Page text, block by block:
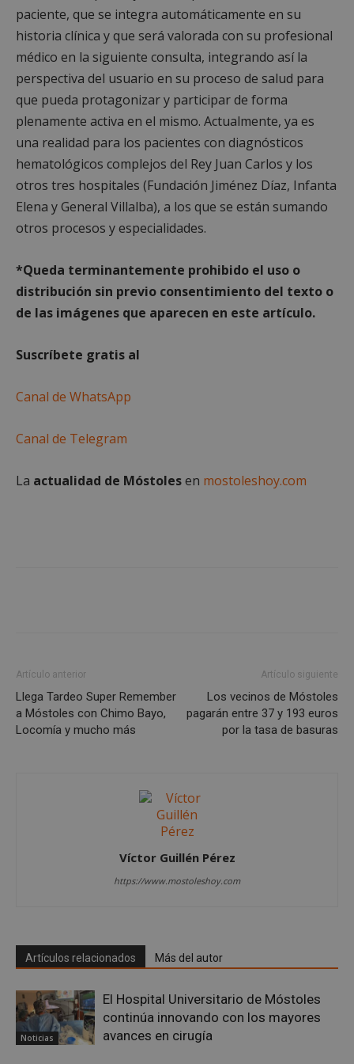
paciente, que se integra automáticamente en su
historia clínica y que será valorada con su profesional
médico en la siguiente consulta, integrando así la
perspectiva del usuario en su proceso de salud para
que pueda protagonizar y participar de forma
plenamente activa en el mismo. Actualmente, ya es
una realidad para los pacientes con diagnósticos
hematológicos complejos del Rey Juan Carlos y los
otros tres hospitales (Fundación Jiménez Díaz, Infanta
Elena y General Villalba), a los que se están sumando
otros procesos y especialidades.
*Queda terminantemente prohibido el uso o
distribución sin previo consentimiento del texto o
de las imágenes que aparecen en este artículo.
Suscríbete gratis al
Canal de WhatsApp
Canal de Telegram
La actualidad de Móstolesen mostoleshoy.com
Artículo anterior
Llega Tardeo Super Remember
a Móstoles con Chimo Bayo,
Locomía y mucho más
Artículo siguiente
Los vecinos de Móstoles
pagarán entre 37 y 193 euros
por la tasa de basuras
Víctor Guillén Pérez
https://www.mostoleshoy.com
Artículos relacionados Más del autor
Noticias
El Hospital Universitario de Móstoles
continúa innovando con los mayores
avances en cirugía
Cookies no clasificadas
Cookies estrictamente necesarias
Cookies de rendimiento
Cookies de preferencias
Cookies de funcionalidad
Cookies no clasificadas
Las cookies estrictamente necesarias permiten la
El sitio web no se puede utilizar correctamente sin
las cookies estrictamente necesarias.
Nombre
Proveedor /
__cf_bm
Cloudflare Inc.
.twitter.com
29 minutos
.youtube.com